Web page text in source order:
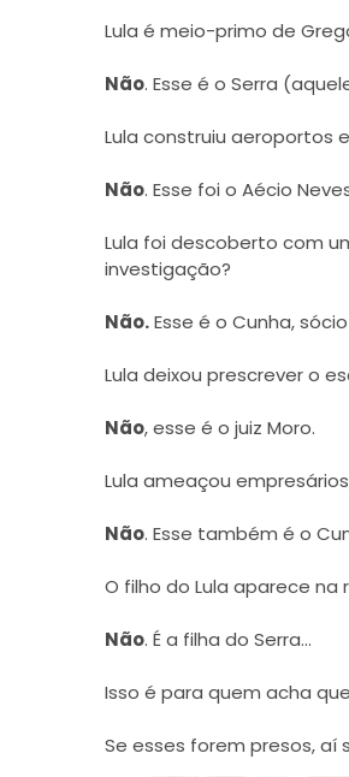
Lula é meio-primo de
Não. Esse é o Serra
Lula construiu aeroportos
Não. Esse foi o Aécio
Lula foi descoberto com
investigação?
Não.Esse é o Cunha,
Lula deixou prescrever o
Não, esse é o juiz Moro.
Lula ameaçou
Não. Esse também é o
O filho do Lula aparece na
Não. É a filha do Serra…
Isso é para quem acha
Se esses forem presos,